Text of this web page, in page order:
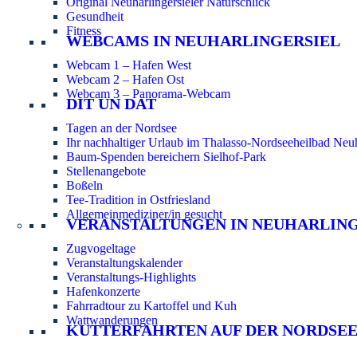
Gesundheit
Fitness
WEBCAMS IN NEUHARLINGERSIEL
Webcam 1 – Hafen West
Webcam 2 – Hafen Ost
Webcam 3 – Panorama-Webcam
DIT UN DAT
Tagen an der Nordsee
Ihr nachhaltiger Urlaub im Thalasso-Nordseeheilbad
Baum-Spenden bereichern Sielhof-Park
Stellenangebote
Boßeln
Tee-Tradition in Ostfriesland
Allgemeinmediziner/in gesucht
VERANSTALTUNGEN IN
Zugvogeltage
Veranstaltungskalender
Veranstaltungs-Highlights
Hafenkonzerte
Fahrradtour zu Kartoffel und Kuh
Wattwanderungen
KUTTERFAHRTEN AUF DER NORDSEE